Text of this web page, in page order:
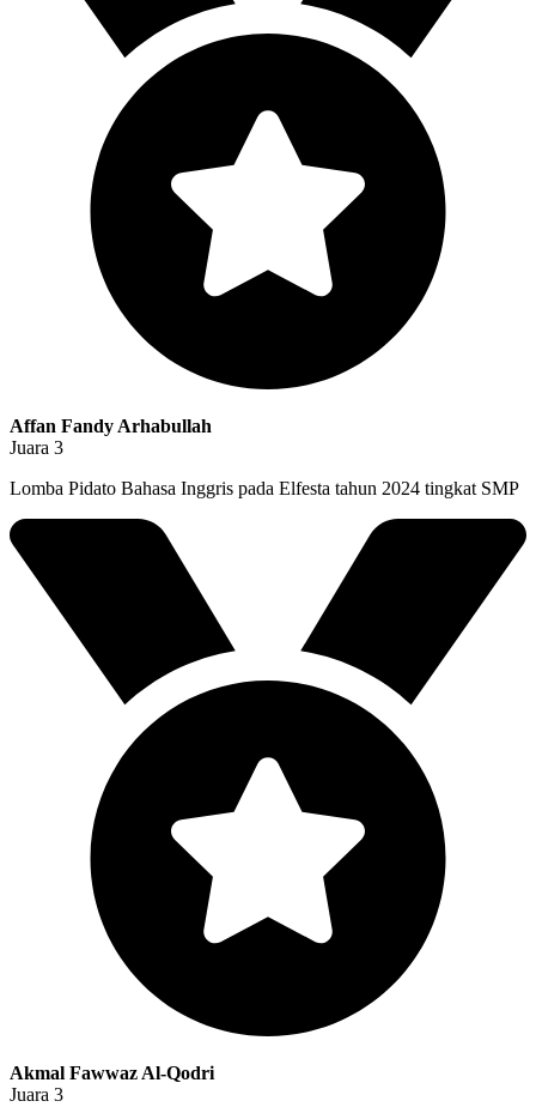
Affan Fandy Arhabullah
Juara 3
Lomba Pidato Bahasa Inggris pada Elfesta tahun 2024 tingkat SMP
Akmal Fawwaz Al-Qodri
Juara 3